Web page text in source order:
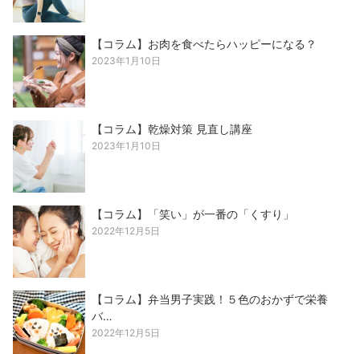
【コラム】お肉を食べたらハッピーになる？
2023年1月10日
【コラム】乾燥対策 見直し講座
2023年1月10日
【コラム】「笑い」が一番の「くすり」
2022年12月5日
【コラム】弁当男子実践！５色のおかずで栄養
バ…
2022年12月5日